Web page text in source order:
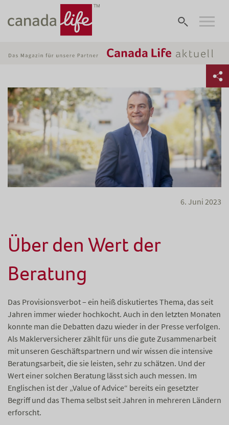
6. Juni 2023
Über den Wert der
Beratung
Das Provisionsverbot – ein heiß diskutiertes Thema, das seit
Jahren immer wieder hochkocht. Auch in den letzten Monaten
konnte man die Debatten dazu wieder in der Presse verfolgen.
Als Maklerversicherer zählt für uns die gute Zusammenarbeit
mit unseren Geschäftspartnern und wir wissen die intensive
Beratungsarbeit, die sie leisten, sehr zu schätzen. Und der
Wert einer solchen Beratung lässt sich auch messen. Im
Englischen ist der „Value of Advice“ bereits ein gesetzter
Begriff und das Thema selbst seit Jahren in mehreren Ländern
erforscht.